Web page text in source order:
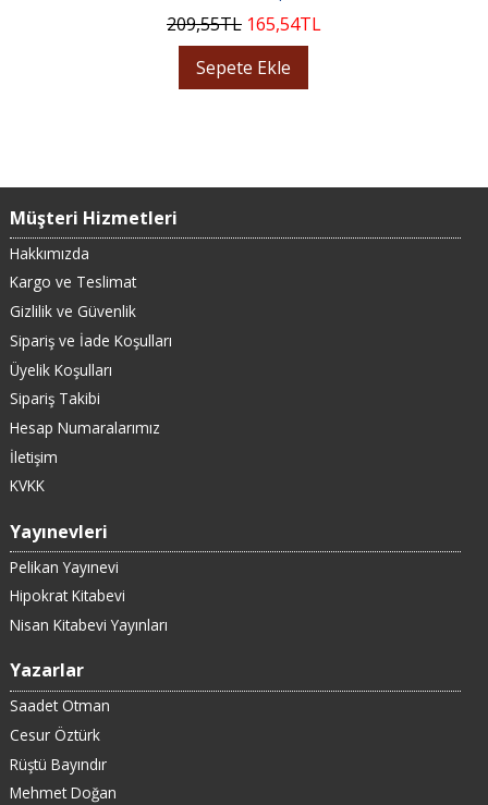
209,55TL 165,54TL
Sepete Ekle
Müşteri Hizmetleri
Hakkımızda
Kargo ve Teslimat
Gizlilik ve Güvenlik
Sipariş ve İade Koşulları
Üyelik Koşulları
Sipariş Takibi
Hesap Numaralarımız
İletişim
KVKK
Yayınevleri
Pelikan Yayınevi
Hipokrat Kitabevi
Nisan Kitabevi Yayınları
Yazarlar
Saadet Otman
Cesur Öztürk
Rüştü Bayındır
Mehmet Doğan